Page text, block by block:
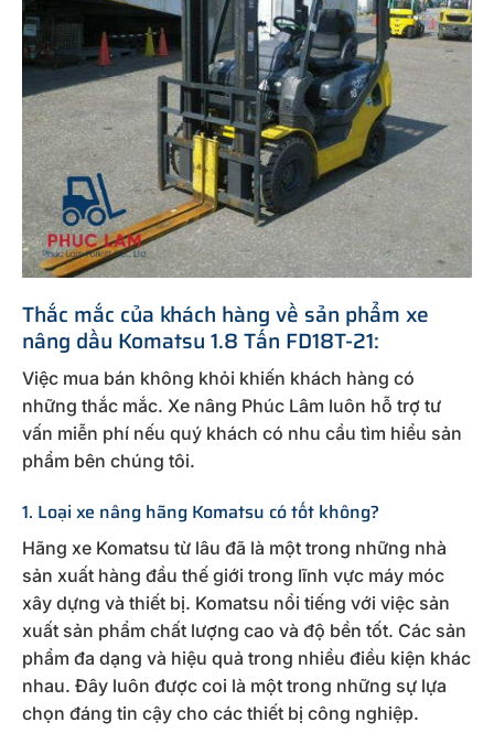
Thắc mắc của khách hàng về sản phẩm xe
nâng dầu Komatsu 1.8 Tấn FD18T-21:
Việc mua bán không khỏi khiến khách hàng có
những thắc mắc. Xe nâng Phúc Lâm luôn hỗ trợ tư
vấn miễn phí nếu quý khách có nhu cầu tìm hiểu sản
phẩm bên chúng tôi.
1. Loại xe nâng hãng Komatsu có tốt không?
Hãng xe Komatsu từ lâu đã là một trong những nhà
sản xuất hàng đầu thế giới trong lĩnh vực máy móc
xây dựng và thiết bị. Komatsu nổi tiếng với việc sản
xuất sản phẩm chất lượng cao và độ bền tốt. Các sản
phẩm đa dạng và hiệu quả trong nhiều điều kiện khác
nhau. Đây luôn được coi là một trong những sự lựa
chọn đáng tin cậy cho các thiết bị công nghiệp.